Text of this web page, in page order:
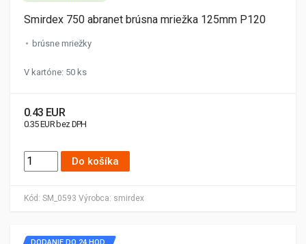
Kód: SM_0593 Výrobca: smirdex
Smirdex 750 abranet brúsna mriežka 125mm P120
brúsne mriežky
V kartóne: 50 ks
0.43 EUR
0.35 EUR bez DPH
Do košíka